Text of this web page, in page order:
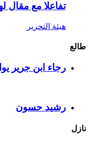
تفاعلا مع
هيئة التحرير
طالع
رجاء ابن جرير
رشيد حسون
نازل